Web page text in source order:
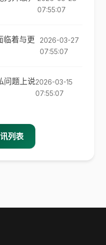
07:55:07
临着与更
2026-03-27
07:55:07
问题上说2026-03-15
07:55:07
列表